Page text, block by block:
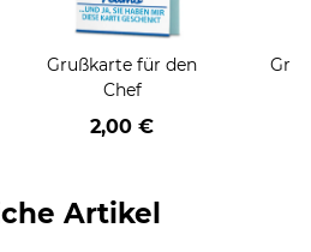
Grußkarte für den
Chef
2,00 €
Artikel